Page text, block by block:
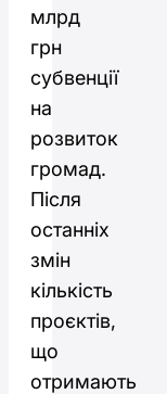
млрд
грн
субвенції
на
розвиток
громад.
Після
останніх
змін
кількість
проєктів,
що
отримають